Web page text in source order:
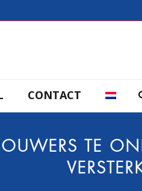
CONTACT
TE